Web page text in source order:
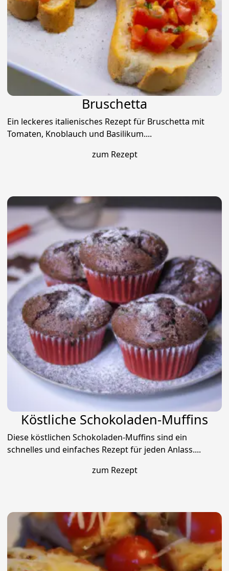
Bruschetta
Ein leckeres italienisches Rezept für Bruschetta mit
Tomaten, Knoblauch und Basilikum....
zum Rezept
Köstliche Schokoladen-Muffins
Diese köstlichen Schokoladen-Muffins sind ein
schnelles und einfaches Rezept für jeden Anlass....
zum Rezept